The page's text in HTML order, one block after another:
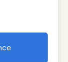
de l'agence